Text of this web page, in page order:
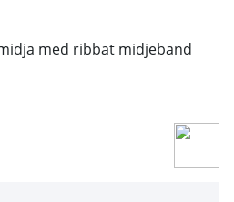
med ribbat midjeband